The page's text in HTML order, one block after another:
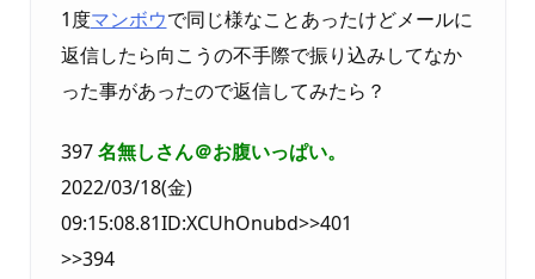
1度マンボウで同じ様なことあったけどメールに
返信したら向こうの不手際で振り込みしてなか
った事があったので返信してみたら？
397名無しさん＠お腹いっぱい。
2022/03/18(金)
09:15:08.81ID:XCUhOnubd>>401
>>394